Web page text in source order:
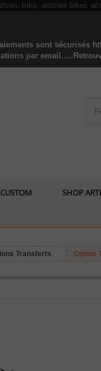
sont sécurisés
par
SHOP
Transferts Option